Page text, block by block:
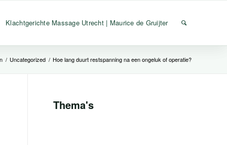
Klachtgerichte Massage Utrecht | Maurice de Gruijter
/ Uncategorized / Hoe lang duurt restspanning na een ongeluk of operatie?
Thema's